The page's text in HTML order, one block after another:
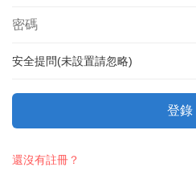
安全提問(未設置請忽略)
登錄
還沒有註冊？